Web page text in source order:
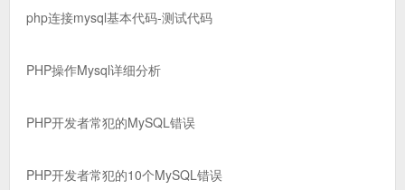
php连接mysql基本代码-测试代码
PHP操作Mysql详细分析
PHP开发者常犯的MySQL错误
PHP开发者常犯的10个MySQL错误